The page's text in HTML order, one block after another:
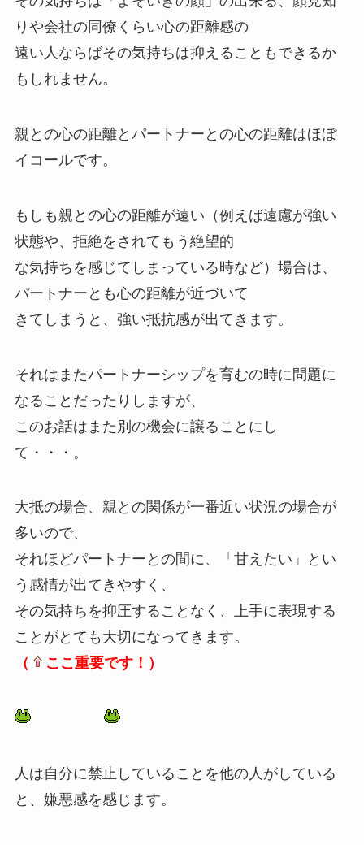
りや会社の同僚くらい心の距離感の
遠い人ならばその気持ちは抑えることもできるか
もしれません。
親との心の距離とパートナーとの心の距離はほぼ
イコールです。
もしも親との心の距離が遠い（例えば遠慮が強い
状態や、拒絶をされてもう絶望的
な気持ちを感じてしまっている時など）場合は、
パートナーとも心の距離が近づいて
きてしまうと、強い抵抗感が出てきます。
それはまたパートナーシップを育むの時に問題に
なることだったりしますが、
このお話はまた別の機会に譲ることにし
て・・・。
大抵の場合、親との関係が一番近い状況の場合が
多いので、
それほどパートナーとの間に、「甘えたい」とい
う感情が出てきやすく、
その気持ちを抑圧することなく、上手に表現する
ことがとても大切になってきます。
（
ここ重要です！）
人は自分に禁止していることを他の人がしている
と、嫌悪感を感じます。